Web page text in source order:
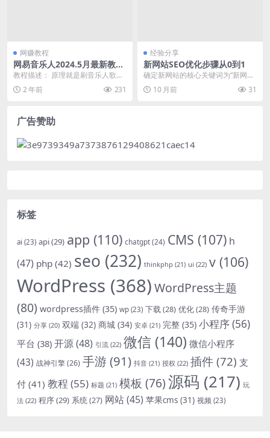
网赚教程
网易音乐人2024.5月最新教
程，简单无脑，收益第二天可
见
教程描述： 原理就是刷音乐人歌单
的播放量，我们只需要用大量小号
去给自己音乐人歌单...
2 年前 231
经验分享
新网站SEO优化步骤从0到1
确定新网站的核心关键词为“新网站
seo优化步骤从0到1”。选定写作视
角为“性能深...
10 月前 31
广告赞助
标签
ai (23) api(29) app (110) chatgpt(24) CMS (107) h
(47) php (42) seo (232) thinkphp (21) ui (22) v (106)
WordPress (368)WordPress主题
(80) wordpress插件 (35) wp (23) 下载(28) 优化(28) 传奇手游
(31) 分享 (20) 双端 (32) 商城 (34) 安卓 (21) 完整 (35) 小程序(56)
平台 (38) 开源(48) 引流 (22) 微信 (140) 微信小程序
(43) 战神引擎(26) 手游(91) 抖音 (21) 授权 (22) 插件 (72) 支
付 (41) 教程 (55) 标题 (21) 模板 (76)源码 (217) 玩
法 (22) 程序(29) 系统(27) 网站(45) 苹果cms (31) 视频 (23)